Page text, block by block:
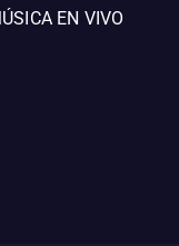
EN VIVO